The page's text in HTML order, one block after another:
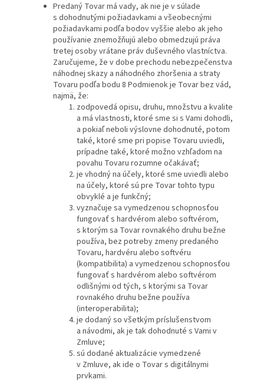
Predaný Tovar má vady, ak nie je v súlade
s dohodnutými požiadavkami a všeobecnými
požiadavkami podľa bodov vyššie alebo ak jeho
používanie znemožňujú alebo obmedzujú práva
tretej osoby vrátane práv duševného vlastníctva.
Zaručujeme, že v dobe prechodu nebezpečenstva
náhodnej skazy a náhodného zhoršenia a straty
Tovaru podľa bodu 8 Podmienok je Tovar bez vád,
najmä, že:
zodpovedá opisu, druhu, množstvu a kvalite
a má vlastnosti, ktoré sme si s Vami dohodli,
a pokiaľ neboli výslovne dohodnuté, potom
také, ktoré sme pri popise Tovaru uviedli,
prípadne také, ktoré možno vzhľadom na
povahu Tovaru rozumne očakávať;
je vhodný na účely, ktoré sme uviedli alebo
na účely, ktoré sú pre Tovar tohto typu
obvyklé a je funkčný;
vyznačuje sa vymedzenou schopnosťou
fungovať s hardvérom alebo softvérom,
s ktorým sa Tovar rovnakého druhu bežne
používa, bez potreby zmeny predaného
Tovaru, hardvéru alebo softvéru
(kompatibilita) a vymedzenou schopnosťou
fungovať s hardvérom alebo softvérom
odlišnými od tých, s ktorými sa Tovar
rovnakého druhu bežne používa
(interoperabilita);
je dodaný so všetkým príslušenstvom
a návodmi, ak je tak dohodnuté s Vami v
Zmluve;
sú dodané aktualizácie vymedzené
v Zmluve, ak ide o Tovar s digitálnymi
prvkami.